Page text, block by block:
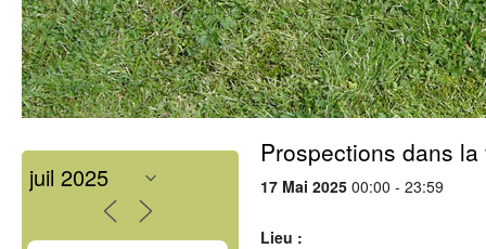
Prospections dans
17 Mai 2025 00:00 - 23:59
Lieu :